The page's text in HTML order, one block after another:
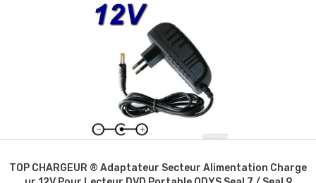
TOP CHARGEUR ® Adaptateur Secteur Alimentation Charge